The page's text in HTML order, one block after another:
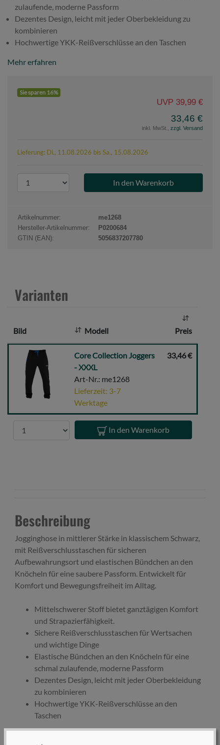
zulaufende, moderne Passform
Dezentes Design, leicht mit jeder Oberbekleidung zu
kombinieren
Hochwertige YKK-Reißverschlüsse an den Taschen
Mehr erfahren
Sie sparen 16%
UVP 39,99 €
33,46 €
inkl. MwSt., zzgl. Versand
Lieferung: Di., 11.08.2026 bis Sa., 15.08.2026
r
d
u
k
a
:
Artikelnummer:
me1268
Hersteller-Artikelnummer:
P0200684
GTIN (EAN):
5056837207780
Varianten
Bild Modell Preis
Core
Collection
Joggers
Core Collection Joggers
- XXXL
Art-Nr.: me1268
Lieferzeit: 3-7
Werktage
33,46 €
In den Warenkorb
Beschreibung
Jogginghose in mittlerer Stärke in klassischem Schwarz,
mit Reißverschlusstaschen für sicheren
Aufbewahrungsort und elastischen Bündchen an den
Knöcheln für eine saubere Passform. Entwickelt für
Komfort und Bewegungsfreiheit im Alltag.
Mittelschwerer Stoff bietet ganztägigen Komfort
und Strapazierfähigkeit.
Sichere Reißverschlusstaschen für Wertsachen
und wichtige Dinge
Elastische Bündchen an den Knöcheln für eine
schmal zulaufende, moderne Passform
Dezentes Design, leicht mit jeder Oberbekleidung
zu kombinieren
Hochwertige YKK-Reißverschlüsse an den
Taschen